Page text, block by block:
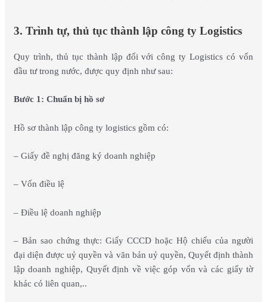
3. Trình tự, thủ tục thành lập công ty Logistics
Quy trình, thủ tục thành lập đối với công ty Logistics có vốn
đầu tư trong nước, được quy định như sau:
Bước 1: Chuẩn bị hồ sơ
Hồ sơ thành lập công ty logistics gồm có:
– Giấy đề nghị đăng ký doanh nghiệp
– Vốn điều lệ
– Điều lệ doanh nghiệp
– Bản sao chứng thực: Giấy CCCD hoặc Hộ chiếu của người
đại diện được uỷ quyền và văn bản uỷ quyền, Quyết định thành
lập doanh nghiệp, Quyết định về việc góp vốn và các giấy tờ
khác có liên quan,..